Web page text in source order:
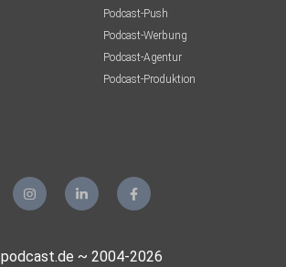
Podcast-Push
Podcast-Werbung
Podcast-Agentur
Podcast-Produktion
podcast.de ~ 2004-2026